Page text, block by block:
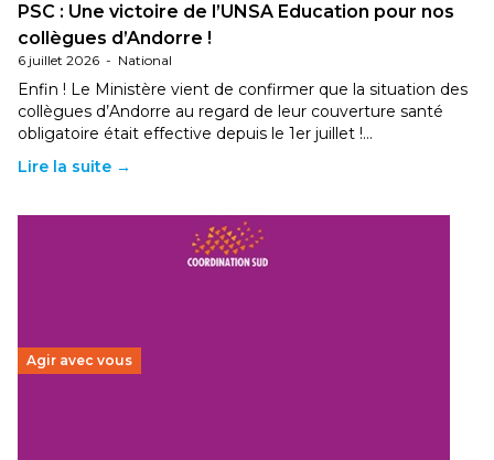
PSC : Une victoire de l’UNSA Education pour nos
collègues d’Andorre !
6 juillet 2026 - National
Enfin ! Le Ministère vient de confirmer que la situation des
collègues d’Andorre au regard de leur couverture santé
obligatoire était effective depuis le 1er juillet !…
Lire la suite →
Agir avec vous